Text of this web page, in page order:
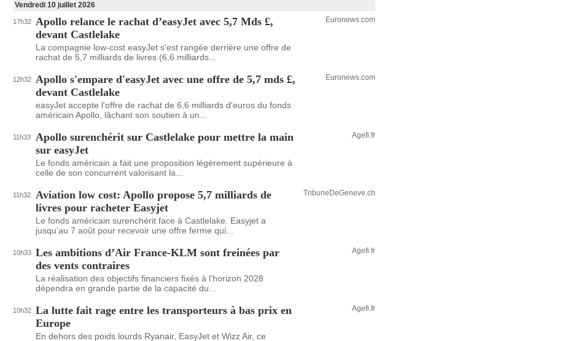
Vendredi 10 juillet 2026
17h32 Apollo relance le rachat d’easyJet avec 5,7 Mds £,
devant Castlelake
La compagnie low-cost easyJet s'est rangée derrière une offre de
rachat de 5,7 milliards de livres (6,6 milliards...
Euronews.com
12h32 Apollo s'empare d'easyJet avec une offre de 5,7 mds £,
devant Castlelake
easyJet accepte l'offre de rachat de 6,6 milliards d'euros du fonds
américain Apollo, lâchant son soutien à un...
Euronews.com
11h33
Apollo surenchérit sur Castlelake pour mettre la main
sur easyJet
Le fonds américain a fait une proposition légèrement supérieure à
celle de son concurrent valorisant la...
Agefi.fr
11h32
Aviation low cost: Apollo propose 5,7 milliards de
livres pour racheter Easyjet
Le fonds américain surenchérit face à Castlelake. Easyjet a
jusqu’au 7 août pour recevoir une offre ferme qui...
TribuneDeGeneve.ch
10h33 Les ambitions d’Air France-KLM sont freinées par
des vents contraires
La réalisation des objectifs financiers fixés à l’horizon 2028
dépendra en grande partie de la capacité du...
Agefi.fr
10h32 La lutte fait rage entre les transporteurs à bas prix en
Europe
En dehors des poids lourds Ryanair, EasyJet et Wizz Air, ce
Agefi.fr